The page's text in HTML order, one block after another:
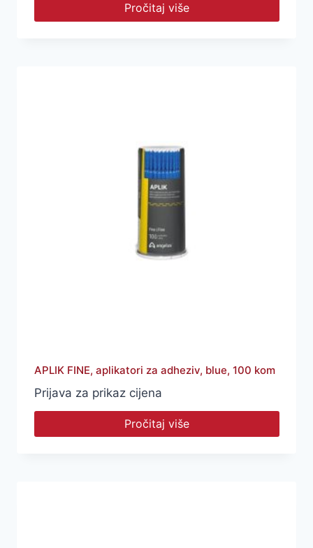
Pročitaj više
APLIK FINE, aplikatori za adheziv, blue, 100 kom
Prijava za prikaz cijena
Pročitaj više